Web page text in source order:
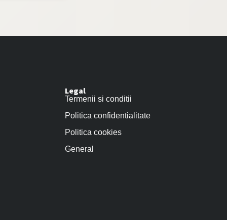
Legal
Termenii si conditii
Politica confidentialitate
Politica cookies
General